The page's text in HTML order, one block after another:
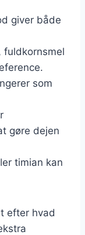
giver både
fuldkornsmel
som
gøre dejen
timian kan
efter hvad